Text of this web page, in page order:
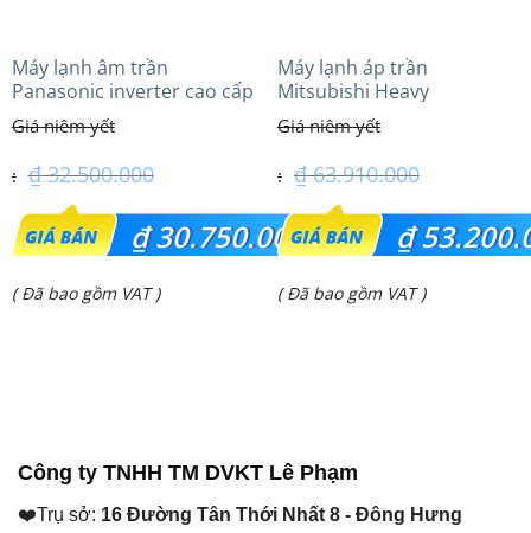
Máy lạnh âm trần
Panasonic inverter cao cấp
(3.0Hp) S-2430PU3HA/U-
24PRH1H5
₫32.500.000
Giá
gốc
là:
₫30.750.000
Giá
( Đã bao gồm VAT )
Máy lạnh áp trần
Mitsubishi Heavy
FDE125VG (5.0Hp) Cao cấp
– 1 Pha
₫63.910.000
Giá
gốc
là:
₫
Giá
( Đã bao gồm VAT )
Công ty TNHH TM DVKT Lê Phạm
❤️Trụ sở: 16 Đường Tân Thới Nhất 8 - Đông Hưng